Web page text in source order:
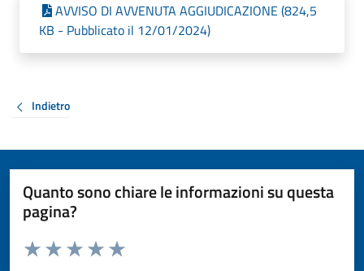
AVVISO DI AVVENUTA AGGIUDICAZIONE (824,5
KB - Pubblicato il 12/01/2024)
Indietro
Quanto sono chiare le informazioni su questa
pagina?
Valuta da 1 a 5 stelle la pagina